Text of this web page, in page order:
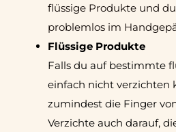
flüssige Produkte und
problemlos im
Flüssige Produkte
Falls du auf bestimmte
einfach nicht verzichten
zumindest die Finger
Verzichte auch darauf,